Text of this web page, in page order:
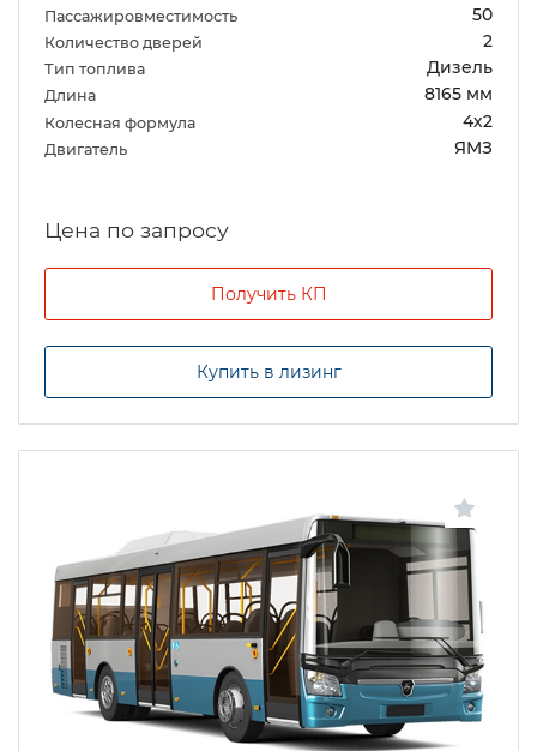
Пассажировместимость 50
Количество дверей 2
Тип топлива Дизель
Длина 8165 мм
Колесная формула 4х2
Двигатель ЯМЗ
Цена по запросу
Получить КП
Купить в лизинг